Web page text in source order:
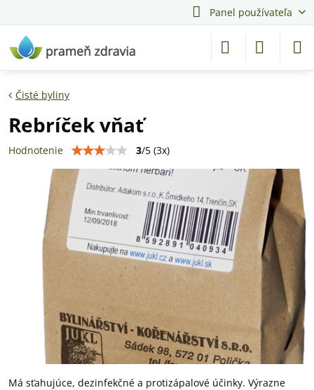
Panel používateľa
Čisté byliny
Rebríček vňať
Hodnotenie 3/5 (3x)
Má sťahujúce, dezinfekčné a protizápalové účinky. Výrazne